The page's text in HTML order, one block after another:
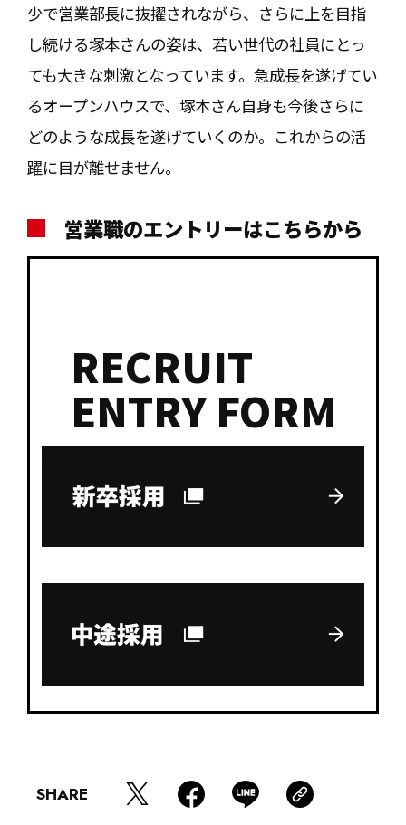
SHARE
少で営業部長に抜擢されながら、さらに上を目指
し続ける塚本さんの姿は、若い世代の社員にとっ
ても大きな刺激となっています。急成長を遂げてい
るオープンハウスで、塚本さん自身も今後さらに
どのような成長を遂げていくのか。これからの活
躍に目が離せません。
営業職のエントリーはこちらから
RECRUIT
ENTRY FORM